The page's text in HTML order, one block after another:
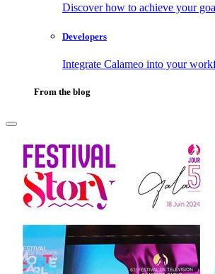
Discover how to achieve your
Developers
Integrate Calameo into your
From the blog